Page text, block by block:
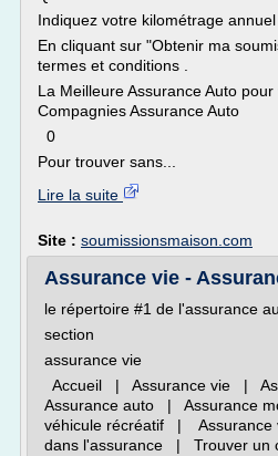
Indiquez votre kilométrage annuel
En cliquant sur "Obtenir ma
termes et conditions .
La Meilleure Assurance Auto pour
Compagnies Assurance Auto
0
Pour trouver sans...
Lire la suite
Site : soumissionsmaison.com
Assurance vie -
le répertoire #1 de l'assurance
section
assurance vie
Accueil | Assurance vie |
Assurance auto | Assurance
véhicule récréatif |
dans l'assurance | Trouver un